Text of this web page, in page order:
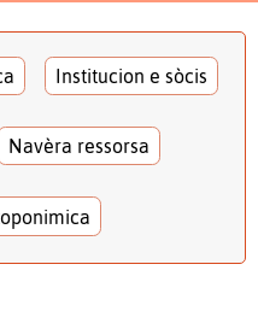
Institucion e sòcis
Navèra ressorsa